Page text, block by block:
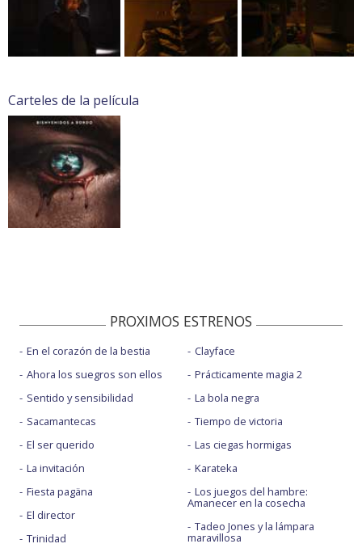
Carteles de la película
PROXIMOS ESTRENOS
En el corazón de la bestia
Ahora los suegros son ellos
Sentido y sensibilidad
Sacamantecas
El ser querido
La invitación
Fiesta pagäna
El director
Trinidad
Clayface
Prácticamente magia 2
La bola negra
Tiempo de victoria
Las ciegas hormigas
Karateka
Los juegos del hambre:
Amanecer en la cosecha
Tadeo Jones y la lámpara
maravillosa